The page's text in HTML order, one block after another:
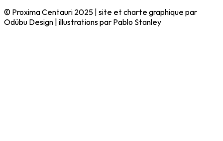
© Proxima Centauri 2025 | site et charte graphique par
Odübu Design | illustrations par Pablo Stanley